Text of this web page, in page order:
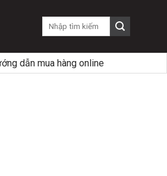
dẫn mua hàng online